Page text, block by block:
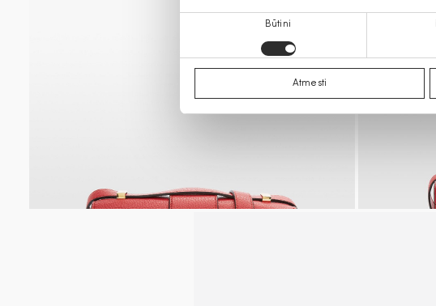
Būtini
Atmesti